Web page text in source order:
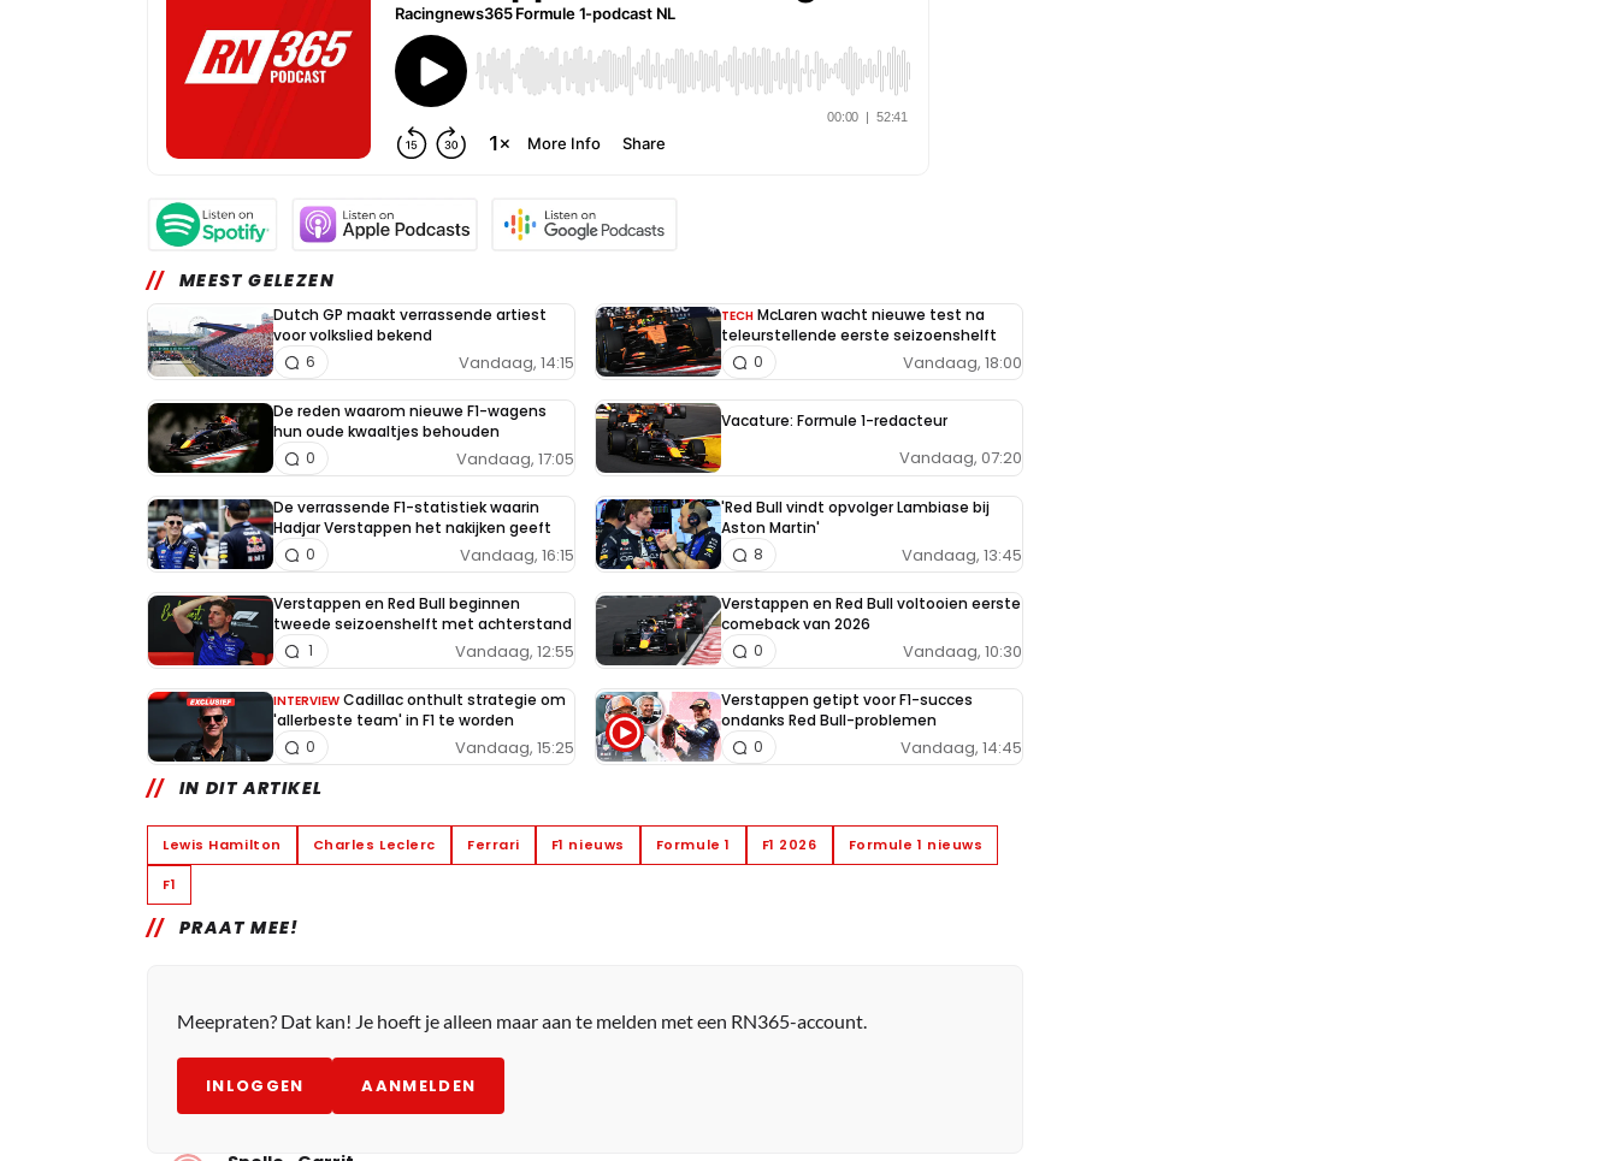
MEEST GELEZEN
Dutch GP maakt verrassende artiest
voor volkslied bekend
Vandaag, 14:15
6
TECH McLaren wacht nieuwe test na
teleurstellende eerste seizoenshelft
Vandaag, 18:00
0
De reden waarom nieuwe F1-wagens
hun oude kwaaltjes behouden
Vandaag, 17:05
0
Vacature: Formule 1-redacteur
Vandaag, 07:20
De verrassende F1-statistiek waarin
Hadjar Verstappen het nakijken geeft
Vandaag, 16:15
0
'Red Bull vindt opvolger Lambiase bij
Aston Martin'
Vandaag, 13:45
8
Verstappen en Red Bull beginnen
tweede seizoenshelft met achterstand
Vandaag, 12:55
1
Verstappen en Red Bull voltooien eerste
comeback van 2026
Vandaag, 10:30
0
INTERVIEW Cadillac onthult strategie om
'allerbeste team' in F1 te worden
Vandaag, 15:25
0
Verstappen getipt voor F1-succes
ondanks Red Bull-problemen
Vandaag, 14:45
0
IN DIT ARTIKEL
Lewis Hamilton Charles Leclerc Ferrari F1 nieuws Formule 1 F1 2026 Formule 1 nieuws
F1
PRAAT MEE!
Meepraten? Dat kan! Je hoeft je alleen maar aan te melden met een RN365-account.
INLOGGEN AANMELDEN